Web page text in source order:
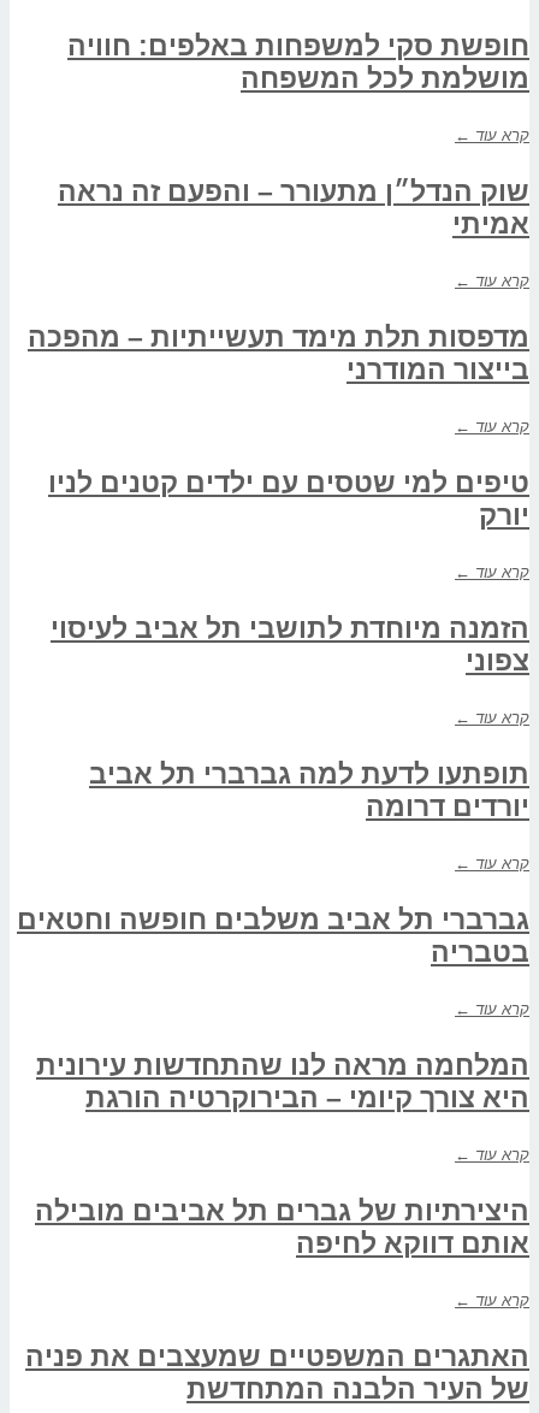
חופשת סקי למשפחות באלפים: חוויה
מושלמת לכל המשפחה
קרא עוד ←
שוק הנדל״ן מתעורר – והפעם זה נראה
אמיתי
קרא עוד ←
מדפסות תלת מימד תעשייתיות – מהפכה
בייצור המודרני
קרא עוד ←
טיפים למי שטסים עם ילדים קטנים לניו
יורק
קרא עוד ←
הזמנה מיוחדת לתושבי תל אביב לעיסוי
צפוני
קרא עוד ←
תופתעו לדעת למה גברברי תל אביב
יורדים דרומה
קרא עוד ←
גברברי תל אביב משלבים חופשה וחטאים
בטבריה
קרא עוד ←
המלחמה מראה לנו שהתחדשות עירונית
היא צורך קיומי – הבירוקרטיה הורגת
קרא עוד ←
היצירתיות של גברים תל אביבים מובילה
אותם דווקא לחיפה
קרא עוד ←
האתגרים המשפטיים שמעצבים את פניה
של העיר הלבנה המתחדשת